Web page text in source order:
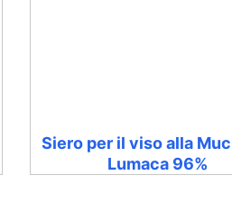
Siero per il viso alla
Lumaca 96%